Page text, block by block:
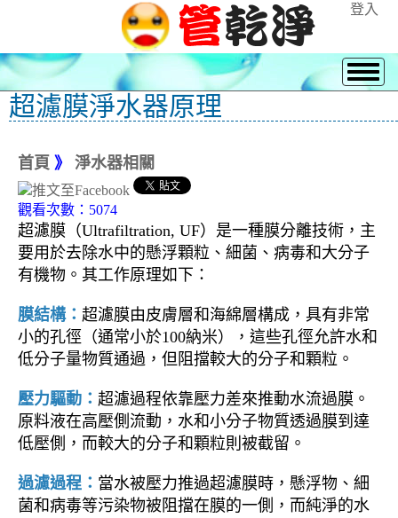
登入
超濾膜淨水器原理
首頁 》 淨水器相關
觀看次數：5074
超濾膜（Ultrafiltration, UF）是一種膜分離技術，主
要用於去除水中的懸浮顆粒、細菌、病毒和大分子
有機物。其工作原理如下：
膜結構： 超濾膜由皮膚層和海綿層構成，具有非常
小的孔徑（通常小於100納米），這些孔徑允許水和
低分子量物質通過，但阻擋較大的分子和顆粒。
壓力驅動： 超濾過程依靠壓力差來推動水流過膜。
原料液在高壓側流動，水和小分子物質透過膜到達
低壓側，而較大的分子和顆粒則被截留。
過濾過程： 當水被壓力推過超濾膜時，懸浮物、細
菌和病毒等污染物被阻擋在膜的一側，而純淨的水